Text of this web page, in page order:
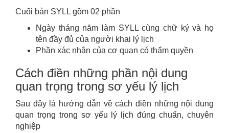
Cuối bản SYLL gồm 02 phần
Ngày tháng năm làm SYLL cùng chữ ký và họ
tên đầy đủ của người khai lý lịch
Phần xác nhận của cơ quan có thẩm quyền
Cách điền những phần nội dung
quan trọng trong sơ yếu lý lịch
Sau đây là hướng dẫn về cách điền những nội dung
quan trọng trong sơ yếu lý lịch đúng chuẩn, chuyên
nghiệp